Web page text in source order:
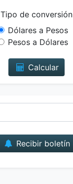
Tipo de conversión
Dólares a Pesos
Pesos a Dólares
Calcular
Recibir boletín